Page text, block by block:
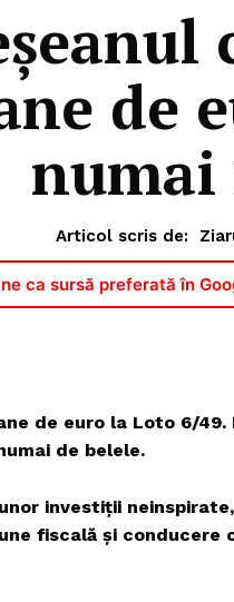
de
Articol scris de:
ca sursă preferată în
de euro la Loto 6/49.
de belele.
investiţii
fiscală şi conducere